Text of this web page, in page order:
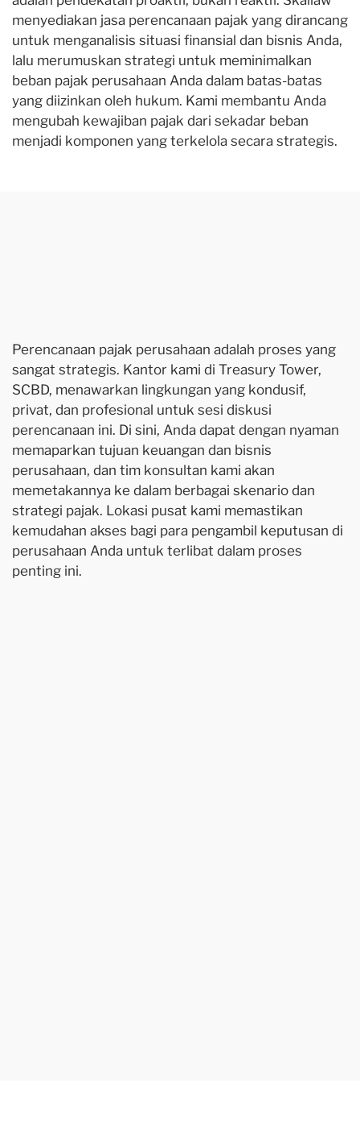
menyediakan jasa perencanaan pajak yang dirancang
untuk menganalisis situasi finansial dan bisnis Anda,
lalu merumuskan strategi untuk meminimalkan
beban pajak perusahaan Anda dalam batas-batas
yang diizinkan oleh hukum. Kami membantu Anda
mengubah kewajiban pajak dari sekadar beban
menjadi komponen yang terkelola secara strategis.
Perencanaan pajak perusahaan adalah proses yang
sangat strategis. Kantor kami di Treasury Tower,
SCBD, menawarkan lingkungan yang kondusif,
privat, dan profesional untuk sesi diskusi
perencanaan ini. Di sini, Anda dapat dengan nyaman
memaparkan tujuan keuangan dan bisnis
perusahaan, dan tim konsultan kami akan
memetakannya ke dalam berbagai skenario dan
strategi pajak. Lokasi pusat kami memastikan
kemudahan akses bagi para pengambil keputusan di
perusahaan Anda untuk terlibat dalam proses
penting ini.